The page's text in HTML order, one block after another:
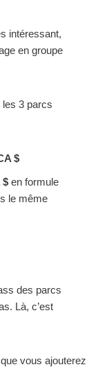
intéressant,
en groupe
les 3 parcs
$
$ en formule
le même
des parcs
Là, c’est
vous ajouterez